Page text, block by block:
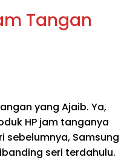
Tangan
yang Ajaib. Ya,
HP jam tanganya
sebelumnya, Samsung
seri terdahulu.